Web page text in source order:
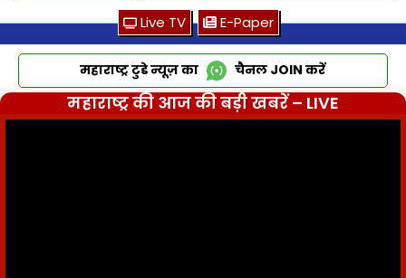
Live TV E-Paper
महाराष्ट्र टुडे न्यूज़ का चैनल JOIN करें
महाराष्ट्र की आज की बड़ी खबरें – LIVE